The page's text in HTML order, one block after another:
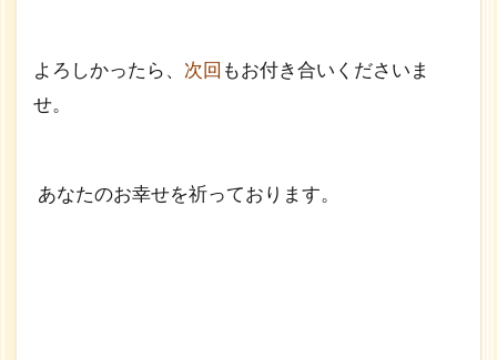
よろしかったら、 次回 もお付き合いくださいま
せ。
あなたのお幸せを祈っております。